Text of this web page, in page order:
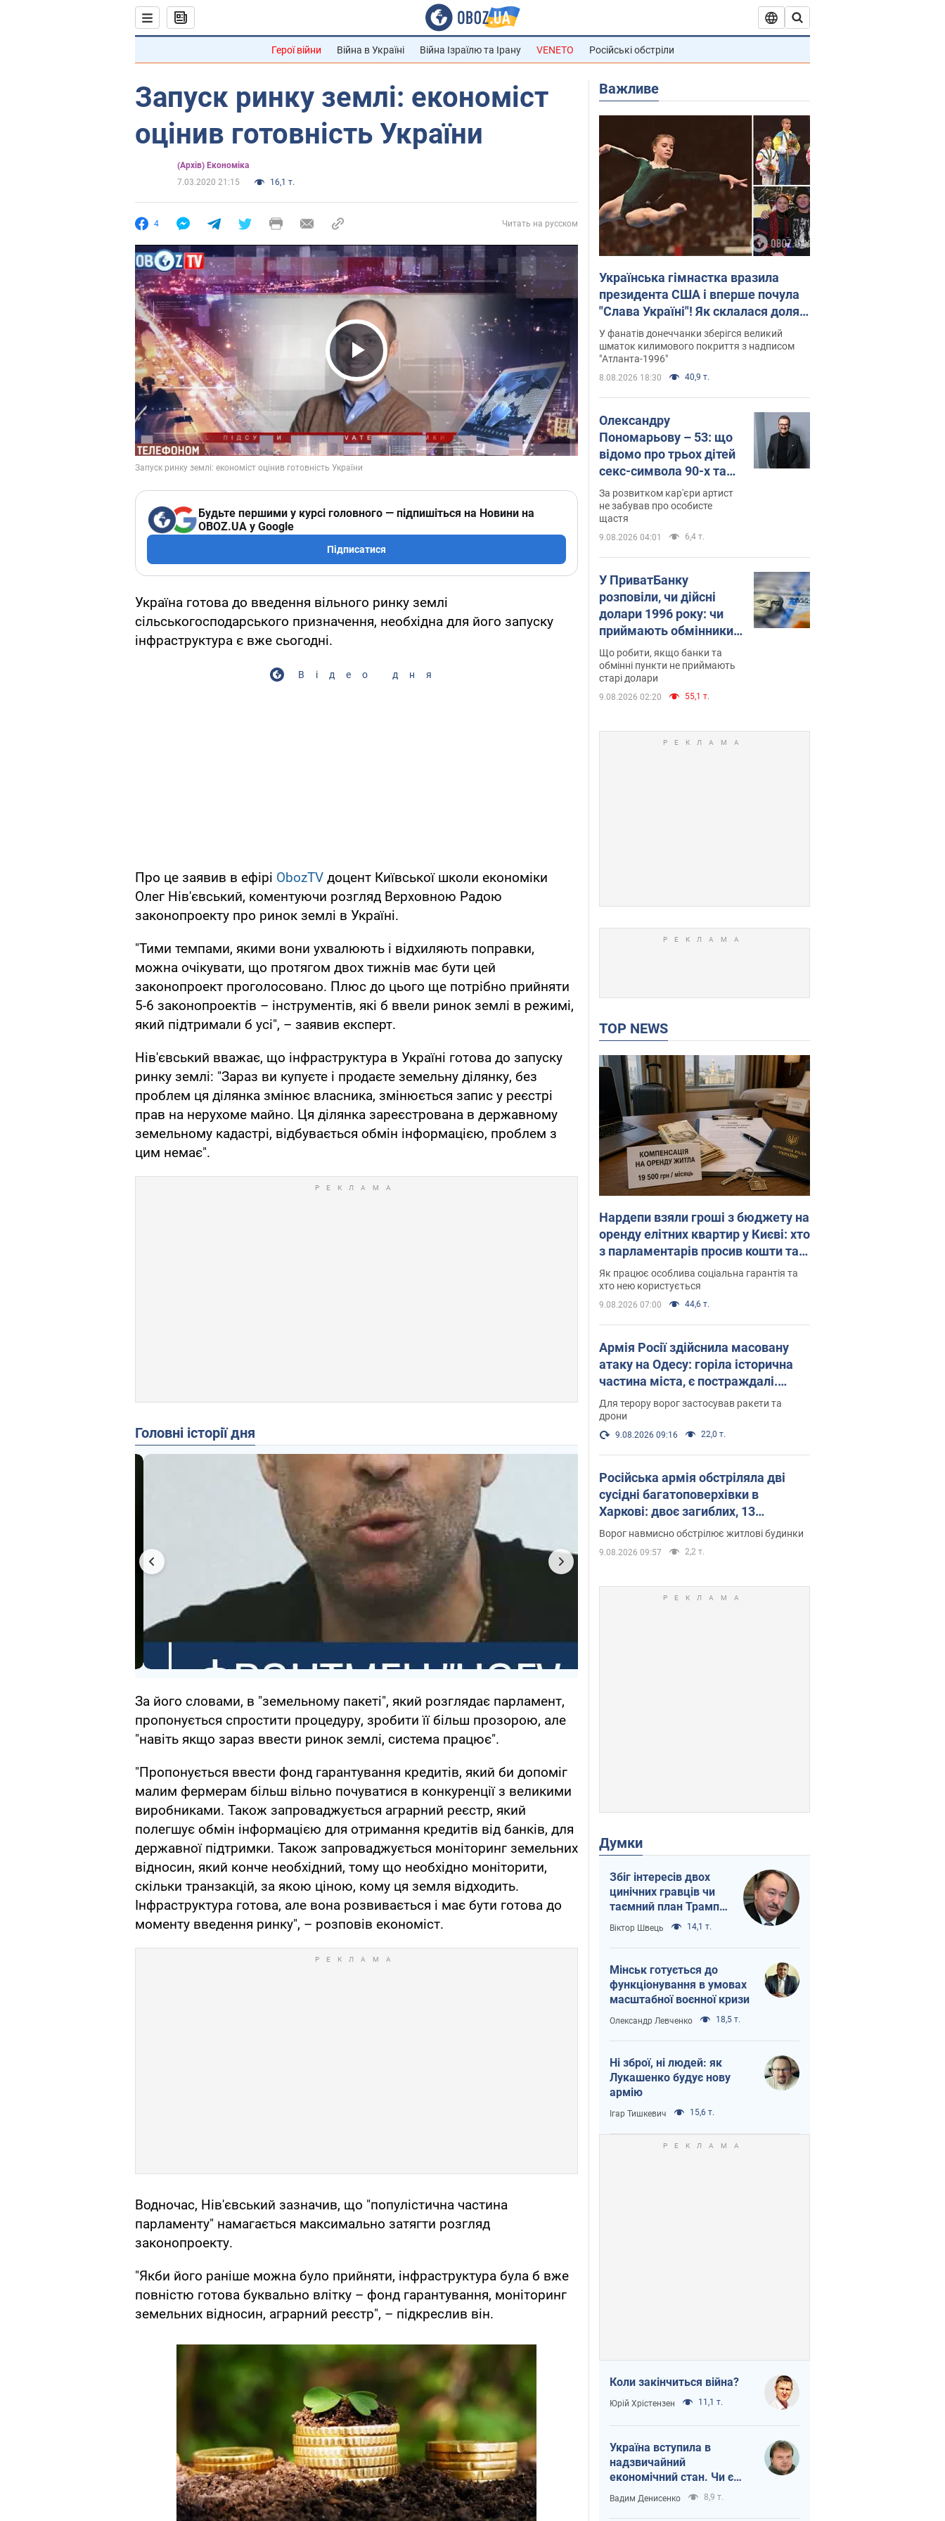
Герої війни Війна в Україні Війна Ізраїлю та Ірану VENETO Російські обстріли
Запуск ринку землі: економіст
оцінив готовність України
(Архів) Економіка
7.03.2020 21:15
16,1 т.
4 Читать на русском
Play Video
Будьте першими у курсі головного — підпишіться на Новини на
OBOZ.UA у Google
Підписатися
Україна готова до введення вільного ринку землі
сільськогосподарського призначення, необхідна для його запуску
інфраструктура є вже сьогодні.
Відео дня
Про це заявив в ефірі ObozTV доцент Київської школи економіки
Олег Нів'євський, коментуючи розгляд Верховною Радою
законопроекту про ринок землі в Україні.
"Тими темпами, якими вони ухвалюють і відхиляють поправки,
можна очікувати, що протягом двох тижнів має бути цей
законопроект проголосовано. Плюс до цього ще потрібно прийняти
5-6 законопроектів – інструментів, які б ввели ринок землі в режимі,
який підтримали б усі", – заявив експерт.
Нів'євський вважає, що інфраструктура в Україні готова до запуску
ринку землі: "Зараз ви купуєте і продаєте земельну ділянку, без
проблем ця ділянка змінює власника, змінюється запис у реєстрі
прав на нерухоме майно. Ця ділянка зареєстрована в державному
земельному кадастрі, відбувається обмін інформацією, проблем з
цим немає".
Головні історії дня
За його словами, в "земельному пакеті", який розглядає парламент,
пропонується спростити процедуру, зробити її більш прозорою, але
"навіть якщо зараз ввести ринок землі, система працює".
"Пропонується ввести фонд гарантування кредитів, який би допоміг
малим фермерам більш вільно почуватися в конкуренції з великими
виробниками. Також запроваджується аграрний реєстр, який
полегшує обмін інформацією для отримання кредитів від банків, для
державної підтримки. Також запроваджується моніторинг земельних
відносин, який конче необхідний, тому що необхідно моніторити,
скільки транзакцій, за якою ціною, кому ця земля відходить.
Інфраструктура готова, але вона розвивається і має бути готова до
моменту введення ринку", – розповів економіст.
Водночас, Нів'євський зазначив, що "популістична частина
парламенту" намагається максимально затягти розгляд
законопроекту.
"Якби його раніше можна було прийняти, інфраструктура була б вже
повністю готова буквально влітку – фонд гарантування, моніторинг
земельних відносин, аграрний реєстр", – підкреслив він.
Важливе
Українська гімнастка вразила
президента США і вперше почула
"Слава Україні"! Як склалася доля
Подкопаєвої, яка 30 років тому
виграла "золото" Олімпіади
У фанатів донеччанки зберігся великий
шматок килимового покриття з надписом
"Атланта-1996"
8.08.2026 18:30 40,9 т.
Олександру
Пономарьову – 53: що
відомо про трьох дітей
секс-символа 90-х та
який вигляд вони
мають
За розвитком кар'єри артист
не забував про особисте
щастя
9.08.2026 04:01 6,4 т.
У ПриватБанку
розповіли, чи дійсні
долари 1996 року: чи
приймають обмінники
та банки такі купюри
Що робити, якщо банки та
обмінні пункти не приймають
старі долари
9.08.2026 02:20 55,1 т.
TOP NEWS
Нардепи взяли гроші з бюджету на
оренду елітних квартир у Києві: хто
з парламентарів просив кошти та
де поселився
Як працює особлива соціальна гарантія та
хто нею користується
9.08.2026 07:00 44,6 т.
Армія Росії здійснила масовану
атаку на Одесу: горіла історична
частина міста, є постраждалі.
Фото та відео
Для терору ворог застосував ракети та
дрони
9.08.2026 09:16 22,0 т.
Російська армія обстріляла дві
сусідні багатоповерхівки в
Харкові: двоє загиблих, 13
постраждалих
Ворог навмисно обстрілює житлові будинки
9.08.2026 09:57 2,2 т.
Думки
Збіг інтересів двох
цинічних гравців чи
таємний план Трампа
і Путіна?
Віктор Швець 14,1 т.
Мінськ готується до
функціонування в умовах
масштабної воєнної кризи
Олександр Левченко 18,5 т.
Ні зброї, ні людей: як
Лукашенко будує нову
армію
Ігар Тишкевич 15,6 т.
Коли закінчиться війна?
Юрій Хрістензен 11,1 т.
Україна вступила в
надзвичайний
економічний стан. Чи є
світло вкінці тунелю?
Вадим Денисенко 8,9 т.